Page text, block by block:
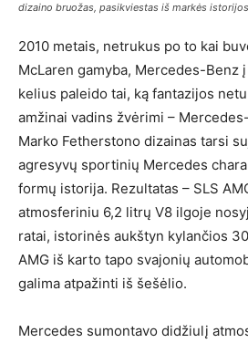
dizaino bruožas, pasikviestas iš markės
2010 metais, netrukus po to kai
McLaren gamyba, Mercedes-Benz
kelius paleido tai, ką fantazijos
amžinai vadins žvėrimi –
Marko Fetherstono dizainas tarsi
agresyvų sportinių Mercedes
formų istorija. Rezultatas – SLS
atmosferiniu 6,2 litrų V8 ilgoje
ratai, istorinės aukštyn kylančios
AMG iš karto tapo svajonių
galima atpažinti iš šešėlio.
Mercedes sumontavo didžiulį